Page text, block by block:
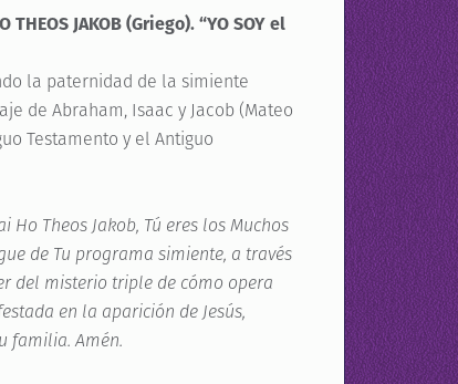
THEOS JAKOB (Griego). “YO SOY el
la paternidad de la simiente
de Abraham, Isaac y Jacob (Mateo
Testamento y el Antiguo
Ho Theos Jakob, Tú eres los Muchos
de Tu programa simiente, a través
del misterio triple de cómo opera
en la aparición de Jesús,
familia. Amén.